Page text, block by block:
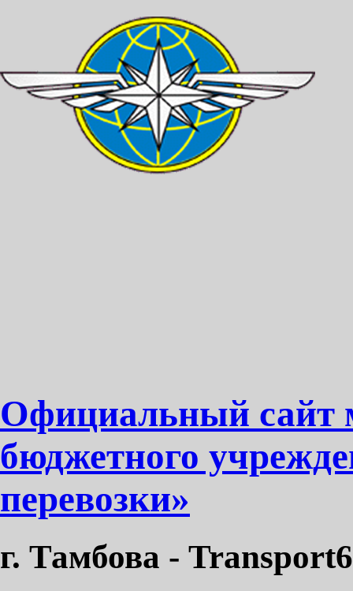
Официальный сайт
бюджетного
перевозки»
г. Тамбова -